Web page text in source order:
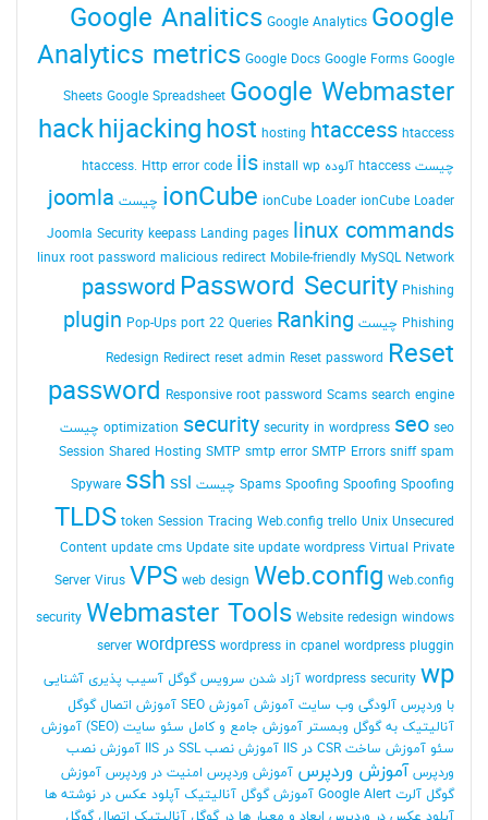
Google Analitics Google Analytics Google
Analytics metrics Google Docs Google Forms Google
Sheets Google Spreadsheet Google Webmaster
hackhijackinghost hosting htaccess htaccess
چیست htaccess آلوده htaccess. Http error code iis install wp
ionCube ionCube Loader ionCube Loader چیست joomla
Joomla Security keepass Landing pages linux commands
linux root password malicious redirect Mobile-friendly MySQL Network
password Password Security Phishing
Phishing چیست
plugin Pop-Ups port 22 Queries Ranking
Redesign Redirect reset admin Reset password Reset
password Responsive root password Scams search engine
optimization security security in wordpress seo seo چیست
Session Shared Hosting SMTP smtp error SMTP Errors sniff spam
Spams Spoofing Spoofing Spoofing چیست Spyware ssh ssl
TLDS token Session Tracing Web.config trello Unix Unsecured
Content update cms Update site update wordpress Virtual Private
Server Virus VPS web design Web.config Web.config
security Webmaster Tools Website redesign windows
server wordpress wordpress in cpanel wordpress pluggin
wordpress security wp آزاد شدن سرویس گوگل آسیب پذیری آشنایی
با وردپرس آلودگی وب سایت آموزش آموزش SEO
آموزش اتصال گوگل
آنالیتیک به گوگل وبمستر آموزش جامع و کامل سئو سایت (SEO)
آموزش
سئو آموزش ساخت CSR در IIS آموزش نصب SSL در IIS
آموزش نصب
وردپرس آموزش وردپرس آموزش وردپرس امنیت در وردپرس آموزش
گوگل آلرت Google Alert
آموزش گوگل آنالیتیک آپلود عکس در نوشته ها